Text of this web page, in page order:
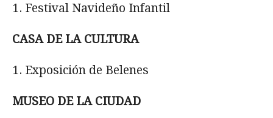
Festival Navideño Infantil
CASA DE LA CULTURA
Exposición de Belenes
MUSEO DE LA CIUDAD